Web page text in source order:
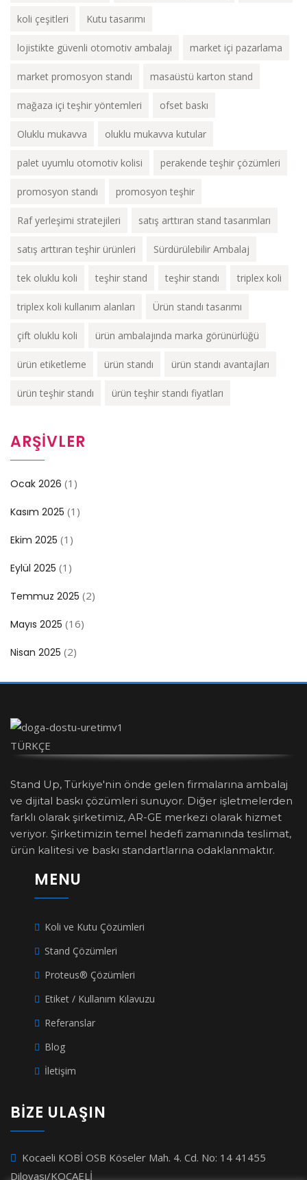
koli çeşitleri Kutu tasarımı
lojistikte güvenli otomotiv ambalajı market içi pazarlama
market promosyon standı masaüstü karton stand
mağaza içi teşhir yöntemleri ofset baskı
Oluklu mukavva oluklu mukavva kutular
palet uyumlu otomotiv kolisi perakende teşhir çözümleri
promosyon standı promosyon teşhir
Raf yerleşimi stratejileri satış arttıran stand tasarımları
satış arttıran teşhir ürünleri Sürdürülebilir Ambalaj
tek oluklu koli teşhir stand teşhir standı triplex koli
triplex koli kullanım alanları Ürün standı tasarımı
çift oluklu koli ürün ambalajında marka görünürlüğü
ürün etiketleme ürün standı ürün standı avantajları
ürün teşhir standı ürün teşhir standı fiyatları
ARŞIVLER
Ocak 2026 (1)
Kasım 2025 (1)
Ekim 2025 (1)
Eylül 2025 (1)
Temmuz 2025 (2)
Mayıs 2025 (16)
Nisan 2025 (2)
TÜRKÇE
Stand Up, Türkiye'nin önde gelen firmalarına ambalaj
ve dijital baskı çözümleri sunuyor. Diğer işletmelerden
farklı olarak şirketimiz, AR-GE merkezi olarak hizmet
veriyor. Şirketimizin temel hedefi zamanında teslimat,
ürün kalitesi ve baskı standartlarına odaklanmaktır.
MENU
Koli ve Kutu Çözümleri
Stand Çözümleri
Proteus® Çözümleri
Etiket / Kullanım Kılavuzu
Referanslar
Blog
İletişim
BİZE ULAŞIN
Kocaeli KOBİ OSB Köseler Mah. 4. Cd. No: 14 41455
Dilovası/KOCAELİ